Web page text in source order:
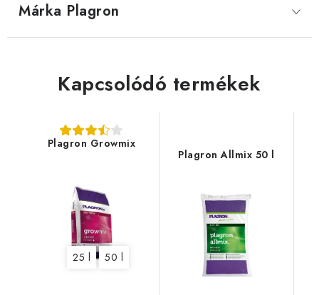
Márka Plagron
Kapcsolódó termékek
Plagron Growmix
25 l 50 l
Plagron Allmix 50 l